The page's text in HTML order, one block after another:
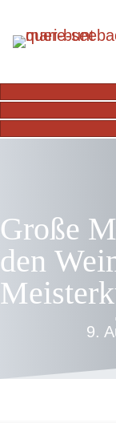
Große
den
9.